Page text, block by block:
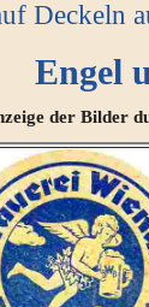
Deckeln
Engel
der Bilder